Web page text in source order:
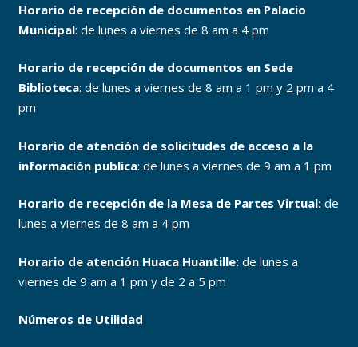
Horario de recepción de documentos en Palacio
Municipal: de lunes a viernes de 8 am a 4 pm
Horario de recepción de documentos en Sede
Biblioteca: de lunes a viernes de 8 am a 1 pm y 2 pm a 4
pm
Horario de atención de solicitudes de acceso a la
información publica: de lunes a viernes de 9 am a 1 pm
Horario de recepción de la Mesa de Partes Virtual:de
lunes a viernes de 8 am a 4 pm
Horario de atención Huaca Huantille:de lunes a
viernes de 9 am a 1 pm y de 2 a 5 pm
Números de Utilidad